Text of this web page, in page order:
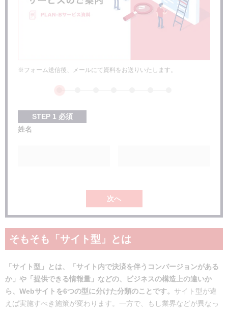
※フォーム送信後、メールにて資料をお送りいたします。
STEP 1 必須
姓名
次へ
そもそも「サイト型」とは
「サイト型」とは、「サイト内で決済を伴うコンバージョンがある
か」や「提供できる情報量」などの、ビジネスの構造上の違いか
ら、Webサイトを6つの型に分けた分類のことです。 サイト型が違
えば実施すべき施策が変わります。一方で、もし業界などが異なっ